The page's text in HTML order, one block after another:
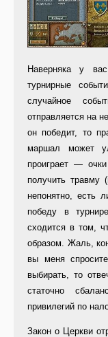
Наверняка у
турнирные
случайное
отправляется на
он победит, то
маршал может
проиграет —
получить трав­му
непонятно, есть
победу в
сходится в том,
образом. Жаль,
вы ме­ня
выбирать, то
статочно
привилегий по
Закон о Церкви